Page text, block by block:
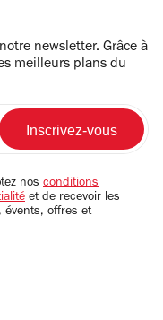
newsletter. Grâce à
meilleurs plans du
nos conditions
et de recevoir les
évents, offres et